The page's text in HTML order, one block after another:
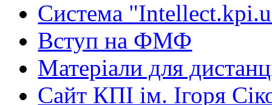
Система
Вступ на ФМФ
Матеріали для
Сайт КПІ ім. Ігоря